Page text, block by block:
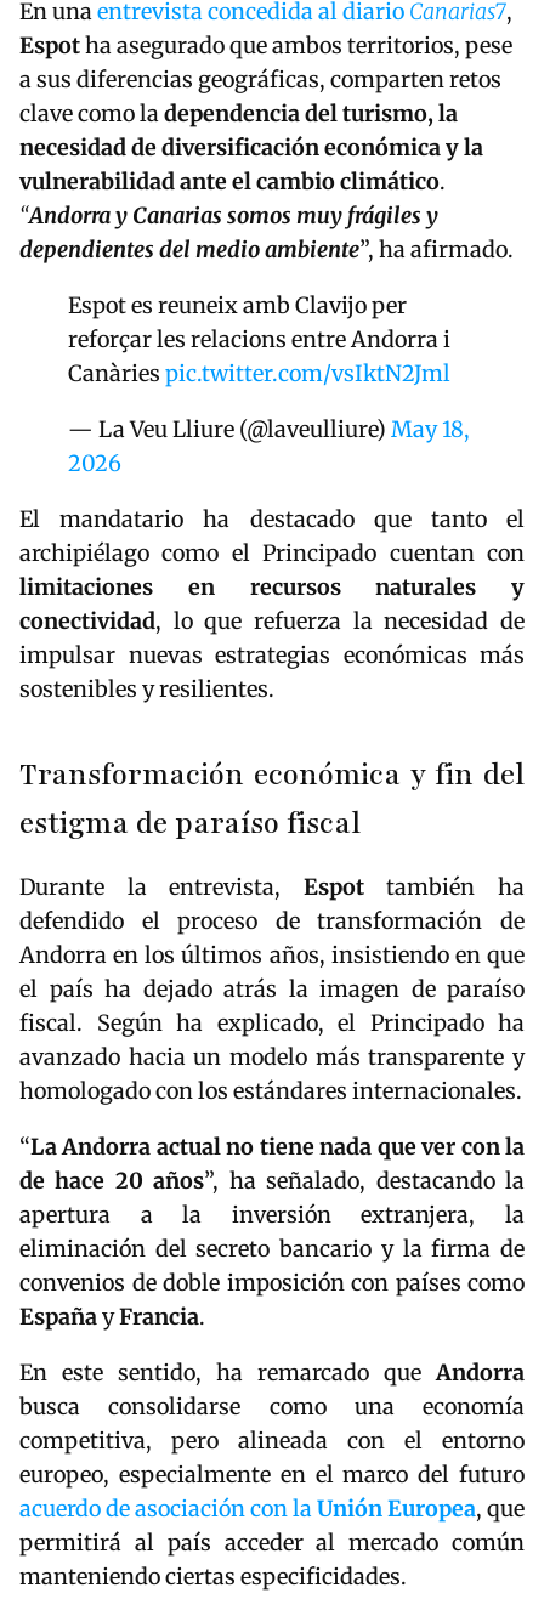
En unaentrevista concedida al diario Canarias7,
Espotha asegurado que ambos territorios, pese
a sus diferencias geográficas, comparten retos
clave como ladependencia del turismo, la
necesidad de diversificación económica y la
vulnerabilidad ante el cambio climático.
“Andorra y Canarias somos muy frágiles y
dependientes del medio ambiente”, ha afirmado.
Espot es reuneix amb Clavijo per
reforçar les relacions entre Andorra i
Canàries pic.twitter.com/vsIktN2Jml
— La Veu Lliure (@laveulliure) May 18,
2026
El mandatario ha destacado que tanto el
archipiélago como el Principado cuentan con
limitaciones en recursos naturales y
conectividad, lo que refuerza la necesidad de
impulsar nuevas estrategias económicas más
sostenibles y resilientes.
Transformación económica y fin del
estigma de paraíso fiscal
Durante la entrevista, Espottambién ha
defendido el proceso de transformación de
Andorra en los últimos años, insistiendo en que
el país ha dejado atrás la imagen de paraíso
fiscal. Según ha explicado, el Principado ha
avanzado hacia un modelo más transparente y
homologado con los estándares internacionales.
“La Andorra actual no tiene nada que ver con la
de hace 20 años”, ha señalado, destacando la
apertura a la inversión extranjera, la
eliminación del secreto bancario y la firma de
convenios de doble imposición con países como
España yFrancia.
En este sentido, ha remarcado que Andorra
busca consolidarse como una economía
competitiva, pero alineada con el entorno
europeo, especialmente en el marco del futuro
acuerdo de asociación con la Unión Europea, que
permitirá al país acceder al mercado común
manteniendo ciertas especificidades.